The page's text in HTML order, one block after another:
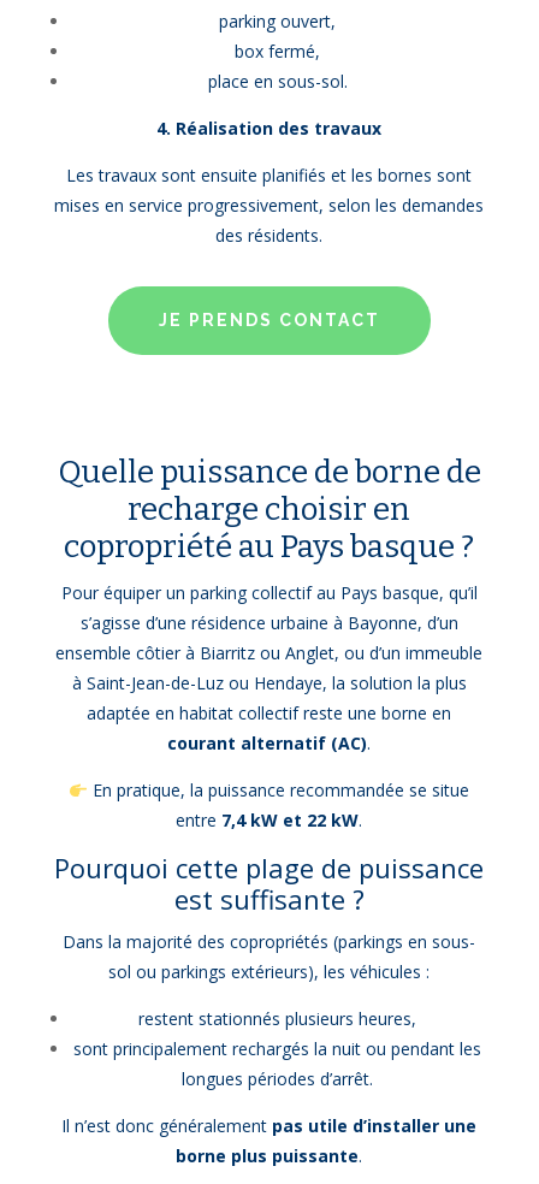
parking ouvert,
box fermé,
place en sous-sol.
4. Réalisation des travaux
Les travaux sont ensuite planifiés et les bornes sont
mises en service progressivement, selon les demandes
des résidents.
JE PRENDS CONTACT
Quelle puissance de borne de
recharge choisir en
copropriété au Pays basque ?
Pour équiper un parking collectif au Pays basque, qu’il
s’agisse d’une résidence urbaine à Bayonne, d’un
ensemble côtier à Biarritz ou Anglet, ou d’un immeuble
à Saint-Jean-de-Luz ou Hendaye, la solution la plus
adaptée en habitat collectif reste une borne en
courant alternatif (AC).
En pratique, la puissance recommandée se situe
entre 7,4 kW et 22 kW.
Pourquoi cette plage de puissance
est suffisante ?
Dans la majorité des copropriétés (parkings en sous-
sol ou parkings extérieurs), les véhicules :
restent stationnés plusieurs heures,
sont principalement rechargés la nuit ou pendant les
longues périodes d’arrêt.
Il n’est donc généralement pas utile d’installer une
borne plus puissante.